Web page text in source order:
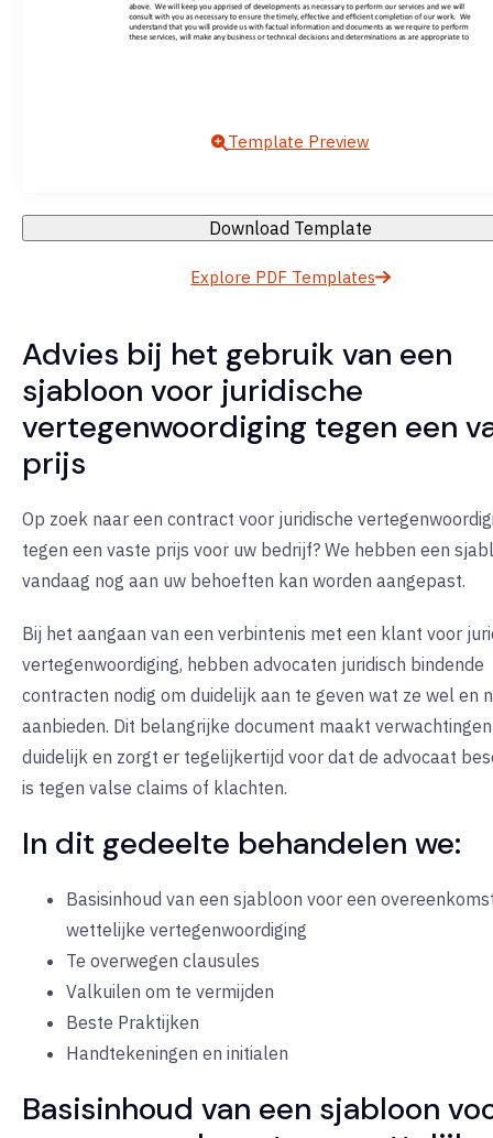
Template Preview
Download Template
Explore PDF Templates
Advies bij het gebruik van een
sjabloon voor juridische
vertegenwoordiging tegen een
prijs
Op zoek naar een contract voor juridische
tegen een vaste prijs voor uw bedrijf? We hebben een
vandaag nog aan uw behoeften kan worden aangepast.
Bij het aangaan van een verbintenis met een klant voor
vertegenwoordiging, hebben advocaten juridisch bindende
contracten nodig om duidelijk aan te geven wat ze wel en
aanbieden. Dit belangrijke document maakt verwachtingen
duidelijk en zorgt er tegelijkertijd voor dat de advocaat
is tegen valse claims of klachten.
In dit gedeelte behandelen we:
Basisinhoud van een sjabloon voor een
wettelijke vertegenwoordiging
Te overwegen clausules
Valkuilen om te vermijden
Beste Praktijken
Handtekeningen en initialen
Basisinhoud van een sjabloon